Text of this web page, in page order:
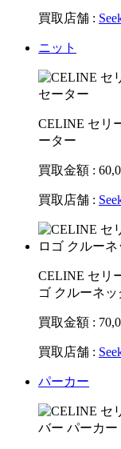
買取店舗 :
ニット
CELINE セリ
ーター
買取金額 :
買取店舗 :
CELINE セリ
ゴ クルーネ
買取金額 :
買取店舗 :
パーカー